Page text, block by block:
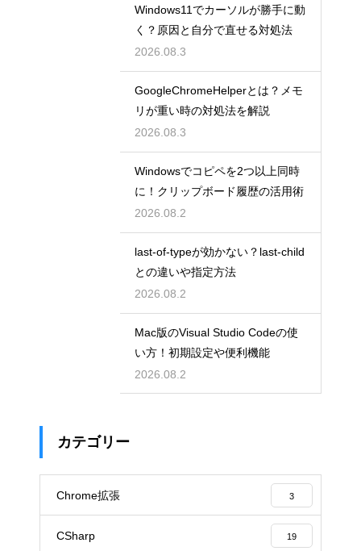
Windows11でカーソルが勝手に動
く？原因と自分で直せる対処法
2026.08.3
GoogleChromeHelperとは？メモ
リが重い時の対処法を解説
2026.08.3
Windowsでコピペを2つ以上同時
に！クリップボード履歴の活用術
2026.08.2
last-of-typeが効かない？last-child
との違いや指定方法
2026.08.2
Mac版のVisual Studio Codeの使
い方！初期設定や便利機能
2026.08.2
カテゴリー
Chrome拡張 3
CSharp 19